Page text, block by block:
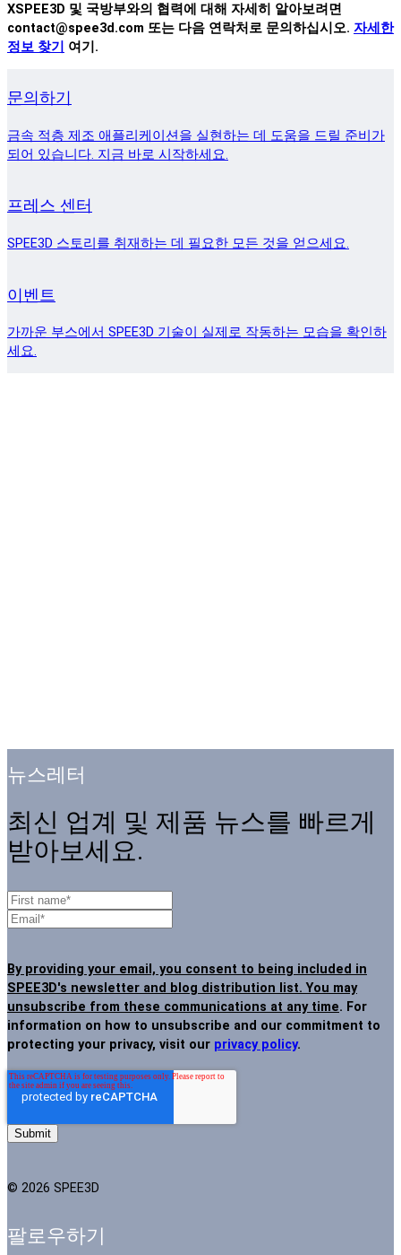
XSPEE3D 및 국방부와의 협력에 대해 자세히 알아보려면
contact@spee3d.com 또는 다음 연락처로 문의하십시오. 자세한
정보 찾기
여기.
문의하기
금속 적층 제조 애플리케이션을 실현하는 데 도움을 드릴 준비가
되어 있습니다. 지금 바로 시작하세요.
프레스 센터
SPEE3D 스토리를 취재하는 데 필요한 모든 것을 얻으세요.
이벤트
가까운 부스에서 SPEE3D 기술이 실제로 작동하는 모습을 확인하
세요.
뉴스레터
최신 업계 및 제품 뉴스를 빠르게
받아보세요.
By providing your email, you consent to being included in
SPEE3D's newsletter and blog distribution list. You may
unsubscribe from these communications at any time. For
information on how to unsubscribe and our commitment to
protecting your privacy, visit our privacy policy.
© 2026 SPEE3D
팔로우하기